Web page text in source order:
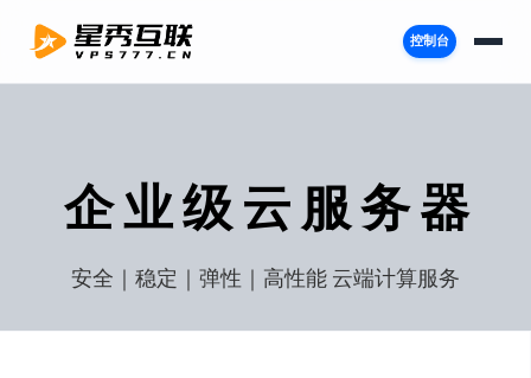
控制台
企 业 级 云 服 务 器
安全｜稳定｜弹性｜高性能 云端计算服务